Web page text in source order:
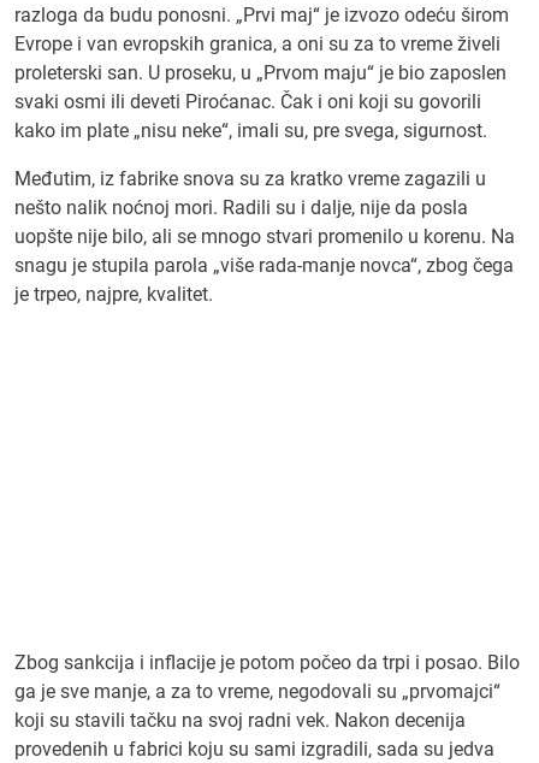
razloga da budu ponosni. „Prvi maj“ je izvozo odeću širom
Evrope i van evropskih granica, a oni su za to vreme živeli
proleterski san. U proseku, u „Prvom maju“ je bio zaposlen
svaki osmi ili deveti Piroćanac. Čak i oni koji su govorili
kako im plate „nisu neke“, imali su, pre svega, sigurnost.
Međutim, iz fabrike snova su za kratko vreme zagazili u
nešto nalik noćnoj mori. Radili su i dalje, nije da posla
uopšte nije bilo, ali se mnogo stvari promenilo u korenu. Na
snagu je stupila parola „više rada-manje novca“, zbog čega
je trpeo, najpre, kvalitet.
Zbog sankcija i inflacije je potom počeo da trpi i posao. Bilo
ga je sve manje, a za to vreme, negodovali su „prvomajci“
koji su stavili tačku na svoj radni vek. Nakon decenija
provedenih u fabrici koju su sami izgradili, sada su jedva